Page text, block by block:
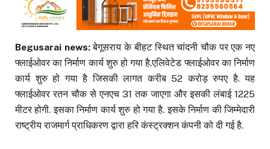
Begusarai news:बेगूसराय के बीहट स्थित चांदनी चौक पर एक नए
फ्लाईओवर का निर्माण कार्य शुरु हो गया है.एलिवेटेड फ्लाईओवर का निर्माण
कार्य शुरु हो गया है जिसकी लागत करीब 52 करोड़ रुपए है. यह
फ्लाईओवर रतन चौक से एनएच 31 तक जाएगा और इसकी लंबाई 1225
मीटर होगी. इसका निर्माण कार्य शुरु हो गया है. इसके निर्माण की जिम्मेदारी
राष्ट्रीय राजमार्ग प्राधिकरण द्वारा हरि कंस्ट्रक्शन कंपनी को दी गई है.